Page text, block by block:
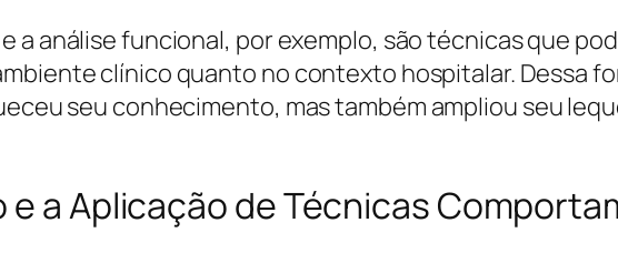
a análise funcional, por exemplo, são técnicas que
clínico quanto no contexto hospitalar. Dessa
seu conhecimento, mas também ampliou seu
a Aplicação de Técnicas